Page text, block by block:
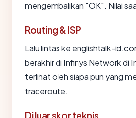
mengembalikan "OK". Nilai
Routing & ISP
Lalu lintas ke englishtalk-
berakhir di Infinys Network di
terlihat oleh siapa pun yang
traceroute.
Di luar skor teknis